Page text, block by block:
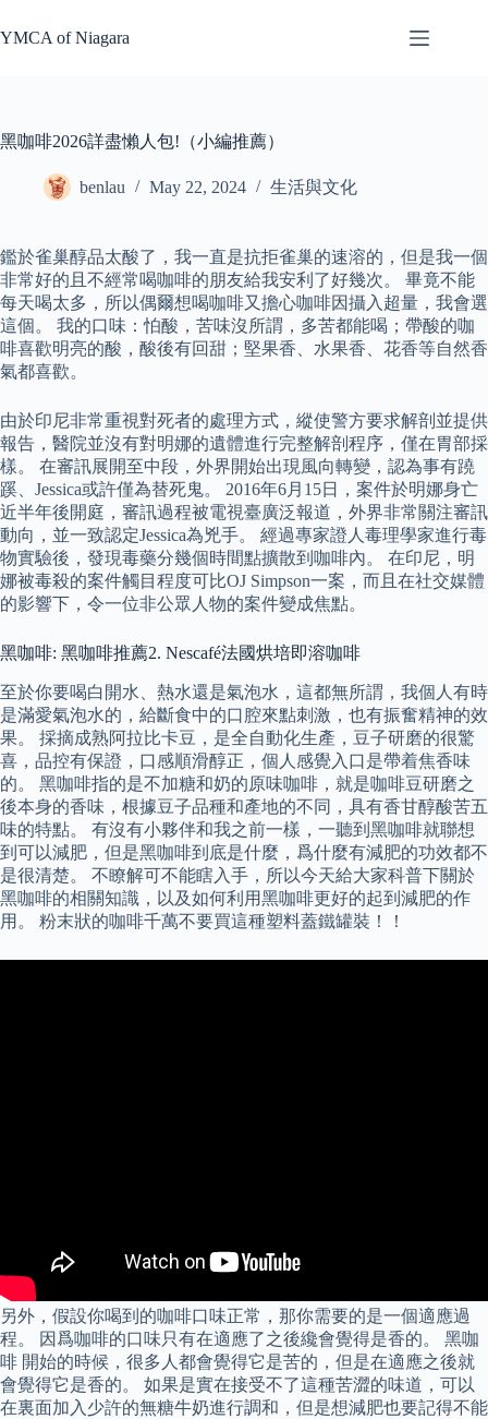
to
content
YMCA of Niagara
黑咖啡2026詳盡懶人包!（小編推薦）
benlau May 22, 2024 生活與文化
鑑於雀巢醇品太酸了，我一直是抗拒雀巢的速溶的，但是我一個
非常好的且不經常喝咖啡的朋友給我安利了好幾次。 畢竟不能
每天喝太多，所以偶爾想喝咖啡又擔心咖啡因攝入超量，我會選
這個。 我的口味：怕酸，苦味沒所謂，多苦都能喝；帶酸的咖
啡喜歡明亮的酸，酸後有回甜；堅果香、水果香、花香等自然香
氣都喜歡。
由於印尼非常重視對死者的處理方式，縱使警方要求解剖並提供
報告，醫院並沒有對明娜的遺體進行完整解剖程序，僅在胃部採
樣。 在審訊展開至中段，外界開始出現風向轉變，認為事有蹺
蹊、Jessica或許僅為替死鬼。 2016年6月15日，案件於明娜身亡
近半年後開庭，審訊過程被電視臺廣泛報道，外界非常關注審訊
動向，並一致認定Jessica為兇手。 經過專家證人毒理學家進行毒
物實驗後，發現毒藥分幾個時間點擴散到咖啡內。 在印尼，明
娜被毒殺的案件觸目程度可比OJ Simpson一案，而且在社交媒體
的影響下，令一位非公眾人物的案件變成焦點。
黑咖啡: 黑咖啡推薦2. Nescafé法國烘培即溶咖啡
至於你要喝白開水、熱水還是氣泡水，這都無所謂，我個人有時
是滿愛氣泡水的，給斷食中的口腔來點刺激，也有振奮精神的效
果。 採摘成熟阿拉比卡豆，是全自動化生產，豆子研磨的很驚
喜，品控有保證，口感順滑醇正，個人感覺入口是帶着焦香味
的。 黑咖啡指的是不加糖和奶的原味咖啡，就是咖啡豆研磨之
後本身的香味，根據豆子品種和產地的不同，具有香甘醇酸苦五
味的特點。 有沒有小夥伴和我之前一樣，一聽到黑咖啡就聯想
到可以減肥，但是黑咖啡到底是什麼，爲什麼有減肥的功效都不
是很清楚。 不瞭解可不能瞎入手，所以今天給大家科普下關於
黑咖啡的相關知識，以及如何利用黑咖啡更好的起到減肥的作
用。 粉末狀的咖啡千萬不要買這種塑料蓋鐵罐裝！！
另外，假設你喝到的咖啡口味正常，那你需要的是一個適應過
程。 因爲咖啡的口味只有在適應了之後纔會覺得是香的。 黑咖
啡 開始的時候，很多人都會覺得它是苦的，但是在適應之後就
會覺得它是香的。 如果是實在接受不了這種苦澀的味道，可以
在裏面加入少許的無糖牛奶進行調和，但是想減肥也要記得不能